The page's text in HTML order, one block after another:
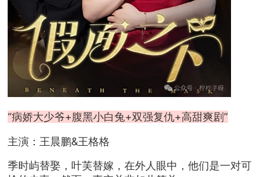
“病娇大少爷+腹黑小白兔+双强复仇+高甜爽剧”
主演：王晨鹏&王格格
季时屿替娶，叶芙替嫁，在外人眼中，他们是一对可